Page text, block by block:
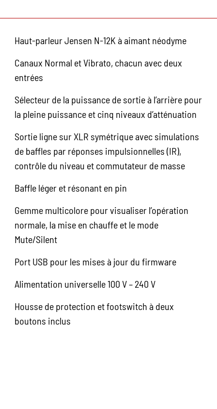
Haut-parleur Jensen N-12K à aimant néodyme
Canaux Normal et Vibrato, chacun avec deux
entrées
Sélecteur de la puissance de sortie à l’arrière pour
la pleine puissance et cinq niveaux d’atténuation
Sortie ligne sur XLR symétrique avec simulations
de baffles par réponses impulsionnelles (IR),
contrôle du niveau et commutateur de masse
Baffle léger et résonant en pin
Gemme multicolore pour visualiser l’opération
normale, la mise en chauffe et le mode
Mute/Silent
Port USB pour les mises à jour du firmware
Alimentation universelle 100 V – 240 V
Housse de protection et footswitch à deux
boutons inclus